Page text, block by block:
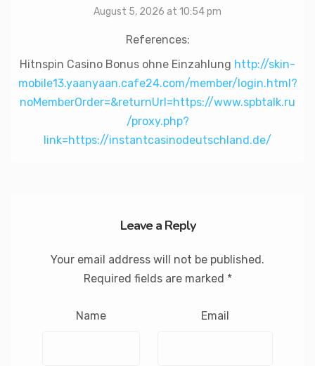
August 5, 2026 at 10:54 pm
References:
Hitnspin Casino Bonus ohne Einzahlung http://skin-
mobile13.yaanyaan.cafe24.com/member/login.html?
noMemberOrder=&returnUrl=https://www.spbtalk.ru
/proxy.php?
link=https://instantcasinodeutschland.de/
Leave a Reply
Your email address will not be published.
Required fields are marked *
Name Email